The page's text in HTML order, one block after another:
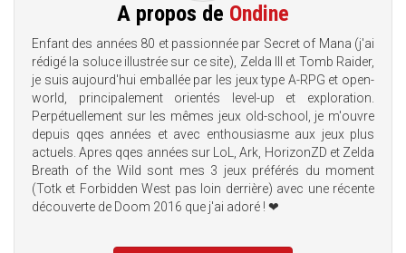
A propos de Ondine
Enfant des années 80 et passionnée par Secret of Mana (j'ai
rédigé la soluce illustrée sur ce site), Zelda III et Tomb Raider,
je suis aujourd'hui emballée par les jeux type A-RPG et open-
world, principalement orientés level-up et exploration.
Perpétuellement sur les mêmes jeux old-school, je m'ouvre
depuis qqes années et avec enthousiasme aux jeux plus
actuels. Apres qqes années sur LoL, Ark, HorizonZD et Zelda
Breath of the Wild sont mes 3 jeux préférés du moment
(Totk et Forbidden West pas loin derrière) avec une récente
découverte de Doom 2016 que j'ai adoré ! ❤